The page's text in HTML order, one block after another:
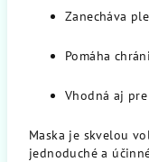
Zanecháva
Pomáha
Vhodná aj
Maska je skvelou
jednoduché a